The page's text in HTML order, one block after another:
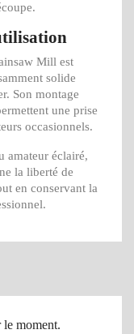
Mill est
solide
Son montage
une prise
occasionnels.
amateur éclairé,
la liberté de
en conservant la
moment.